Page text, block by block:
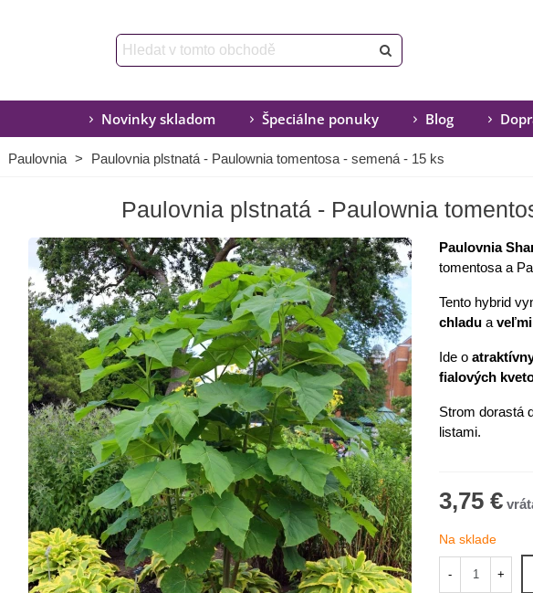
Novinky skladom Špeciálne ponuky Blog
Paulovnia > Paulovnia plstnatá - Paulownia tomentosa - semená - 15 ks
Paulovnia plstnatá - Paulownia
Paulovnia
tomentosa a
Tento hybrid
chladu a
Ide o
fialových
Strom dorastá
listami.
3,75 €
Na sklade
- +